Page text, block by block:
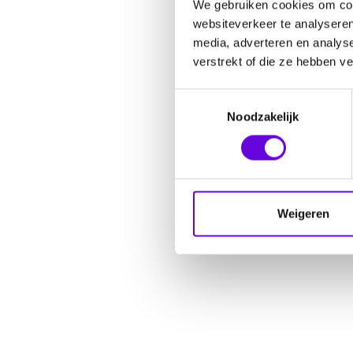
We gebruiken cookies om
websiteverkeer te
media, adverteren en
verstrekt of die ze hebben
Noodzakelijk
Weigeren